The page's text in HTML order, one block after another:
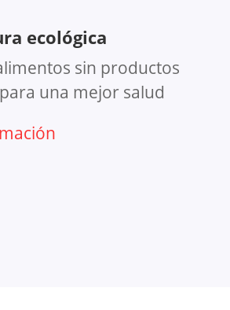
ecológica
sin productos
una mejor salud